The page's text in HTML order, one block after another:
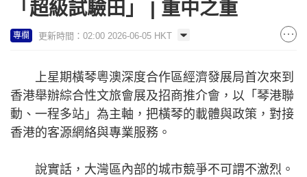
「超級試驗田」 | 重中之重
專欄 更新時間：02:00 2026-06-05 HKT
上星期橫琴粵澳深度合作區經濟發展局首次來到
香港舉辦綜合性文旅會展及招商推介會，以「琴港聯
動、一程多站」為主軸，把橫琴的載體與政策，對接
香港的客源網絡與專業服務。
說實話，大灣區內部的城市競爭不可謂不激烈。